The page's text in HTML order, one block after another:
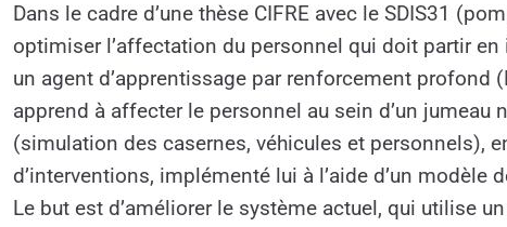
Dans le cadre d’une thèse CIFRE avec le SDIS31
optimiser l’affectation du personnel qui doit partir
un agent d’apprentissage par renforcement profond
apprend à affecter le personnel au sein d’un jumeau
(simulation des casernes, véhicules et personnels),
d’interventions, implémenté lui à l’aide d’un modèle
Le but est d’améliorer le système actuel, qui utilise